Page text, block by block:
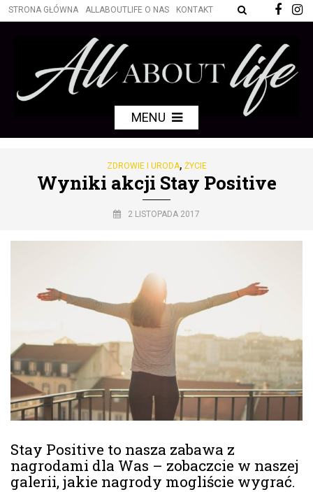
STRONA GŁÓWNA ALLABOUTLIFE O NAS KONTAKT
MENU
ZDROWIE I URODA, ŻYCIE
Wyniki akcji Stay Positive
2 LISTOPADA 2017
Stay Positive to nasza zabawa z
nagrodami dla Was – zobaczcie w naszej
galerii, jakie nagrody mogliście wygrać.